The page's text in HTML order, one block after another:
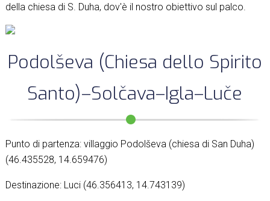
della chiesa di S. Duha, dov'è il nostro obiettivo sul palco.
Podolševa (Chiesa dello Spirito
Santo)–Solčava–Igla–Luče
Punto di partenza: villaggio Podolševa (chiesa di San Duha)
(46.435528, 14.659476)
Destinazione: Luci (46.356413, 14.743139)